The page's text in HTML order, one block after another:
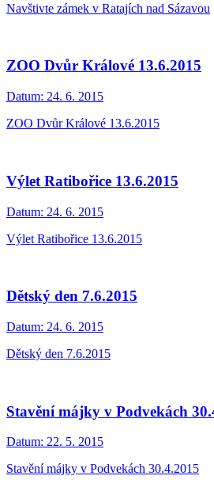
Navštivte zámek v Ratajích nad Sázavou
ZOO Dvůr Králové 13.6.2015
Datum: 24. 6. 2015
ZOO Dvůr Králové 13.6.2015
Výlet Ratibořice 13.6.2015
Datum: 24. 6. 2015
Výlet Ratibořice 13.6.2015
Dětský den 7.6.2015
Datum: 24. 6. 2015
Dětský den 7.6.2015
Stavění májky v Podvekách
Datum: 22. 5. 2015
Stavění májky v Podvekách 30.4.2015